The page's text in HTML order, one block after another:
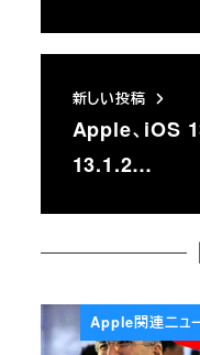
新しい投稿
Apple、iOS
13.1.2…
Apple関連ニュ